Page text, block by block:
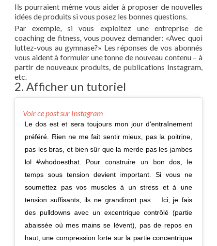
Ils pourraient même vous aider à proposer de nouvelles
idées de produits si vous posez les bonnes questions.
Par exemple, si vous exploitez une entreprise de
coaching de fitness, vous pouvez demander: «Avec quoi
luttez-vous au gymnase?» Les réponses de vos abonnés
vous aident à formuler une tonne de nouveau contenu – à
partir de nouveaux produits, de publications Instagram,
etc.
2. Afficher un tutoriel
Voir ce post sur Instagram
Le dos est et sera toujours mon jour d'entraînement
préféré. Rien ne me fait sentir mieux, pas la poitrine,
pas les bras, et bien sûr que la merde pas les jambes
lol #whodoesthat. Pour construire un bon dos, le
temps sous tension devient important. Si vous ne
soumettez pas vos muscles à un stress et à une
tension suffisants, ils ne grandiront pas. . Ici, je fais
des pulldowns avec un excentrique contrôlé (partie
abaissée où mes mains se lèvent), pas de repos en
haut, une compression forte sur la partie concentrique